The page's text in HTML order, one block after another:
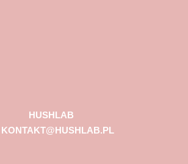
HUSHLAB
KONTAKT@HUSHLAB.PL